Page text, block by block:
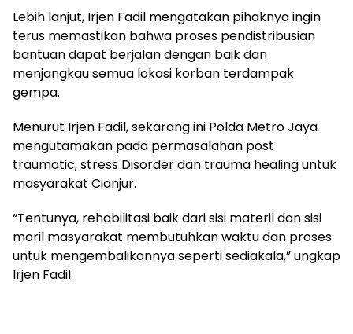
Lebih lanjut, Irjen Fadil mengatakan pihaknya ingin
terus memastikan bahwa proses pendistribusian
bantuan dapat berjalan dengan baik dan
menjangkau semua lokasi korban terdampak
gempa.
Menurut Irjen Fadil, sekarang ini Polda Metro Jaya
mengutamakan pada permasalahan post
traumatic, stress Disorder dan trauma healing untuk
masyarakat Cianjur.
“Tentunya, rehabilitasi baik dari sisi materil dan sisi
moril masyarakat membutuhkan waktu dan proses
untuk mengembalikannya seperti sediakala,” ungkap
Irjen Fadil.